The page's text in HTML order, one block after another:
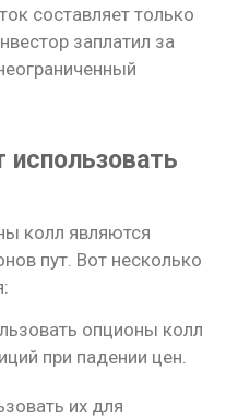
составляет только
заплатил за
колл являются
пут. Вот несколько
опционы колл
при падении цен.
их для